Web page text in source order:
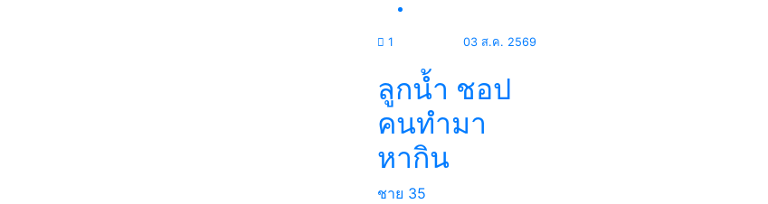
1 03 ส.ค. 2569
ลูกน้ำ ชอป
คนทำมา
หากิน
ชาย 35